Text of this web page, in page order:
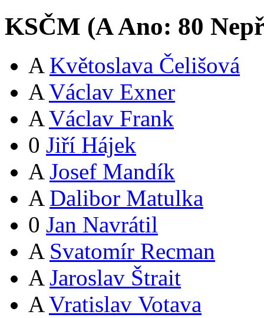
KSČM (AAno: 80
A Květoslava Čelišová
A Václav Exner
A Václav Frank
0 Jiří Hájek
A Josef Mandík
A Dalibor Matulka
0 Jan Navrátil
A Svatomír Recman
A Jaroslav Štrait
A Vratislav Votava